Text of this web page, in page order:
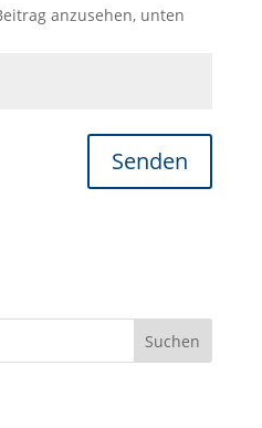
anzusehen, unten
Senden